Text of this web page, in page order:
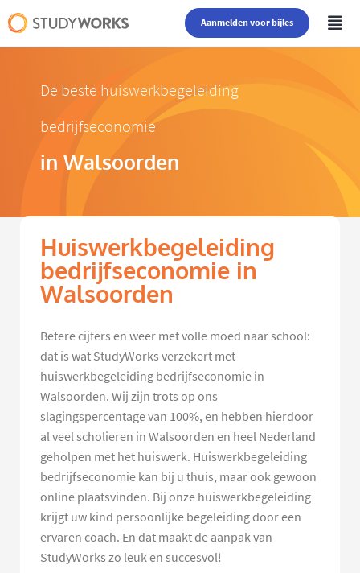
Aanmelden voor bijles
De beste huiswerkbegeleiding
bedrijfseconomie
in Walsoorden
Huiswerkbegeleiding
bedrijfseconomie in
Walsoorden
Betere cijfers en weer met volle moed naar school:
dat is wat StudyWorks verzekert met
huiswerkbegeleiding bedrijfseconomie in
Walsoorden. Wij zijn trots op ons
slagingspercentage van 100%, en hebben hierdoor
al veel scholieren in Walsoorden en heel Nederland
geholpen met het huiswerk. Huiswerkbegeleiding
bedrijfseconomie kan bij u thuis, maar ook gewoon
online plaatsvinden. Bij onze huiswerkbegeleiding
krijgt uw kind persoonlijke begeleiding door een
ervaren coach. En dat maakt de aanpak van
StudyWorks zo leuk en succesvol!